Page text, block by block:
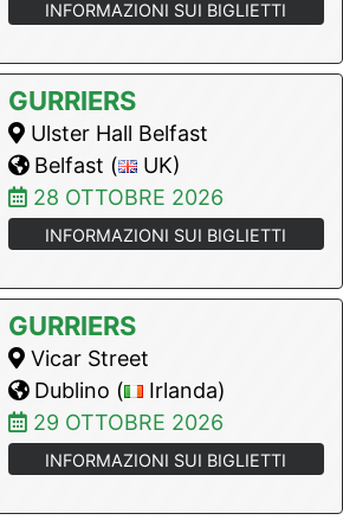
INFORMAZIONI SUI BIGLIETTI
GURRIERS
Ulster Hall Belfast
Belfast (
UK)
28 OTTOBRE 2026
INFORMAZIONI SUI BIGLIETTI
GURRIERS
Vicar Street
Dublino (
Irlanda)
29 OTTOBRE 2026
INFORMAZIONI SUI BIGLIETTI